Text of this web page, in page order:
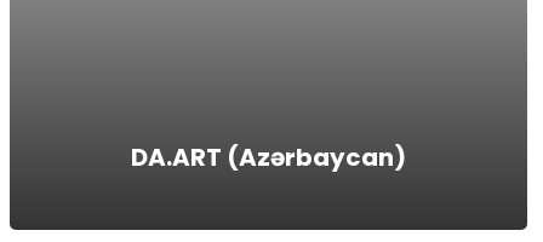
DA.ART (Azərbaycan)